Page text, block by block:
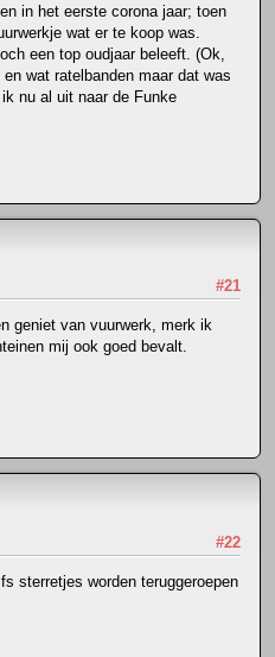
in het eerste corona jaar; toen
wat er te koop was.
een top oudjaar beleeft. (Ok,
wat ratelbanden maar dat was
nu al uit naar de Funke
#21
geniet van vuurwerk, merk ik
mij ook goed bevalt.
#22
sterretjes worden teruggeroepen